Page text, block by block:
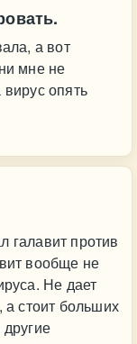
а вот
мне не
опять
галавит против
вообще не
Не дает
а стоит больших